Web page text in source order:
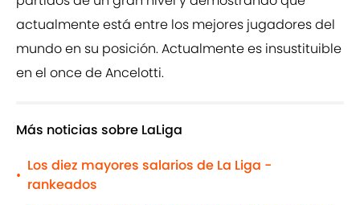
actualmente está entre los mejores jugadores del
mundo en su posición. Actualmente es insustituible
en el once de Ancelotti.
Más noticias sobre LaLiga
•
Los diez mayores salarios de La Liga -
rankeados